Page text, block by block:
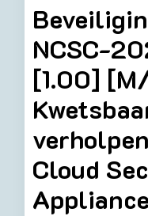
NCSC-
[1.00]
Cloud
Appliance